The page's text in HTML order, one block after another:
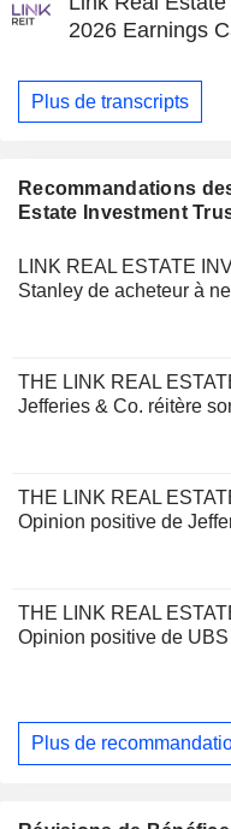
2026 Earnings
Plus de transcripts
Recommandations
Estate Investment
LINK REAL ESTATE
Stanley de acheteur à
THE LINK REAL
Jefferies & Co. réitère
THE LINK REAL
Opinion positive de
THE LINK REAL
Opinion positive de UBS
Plus de